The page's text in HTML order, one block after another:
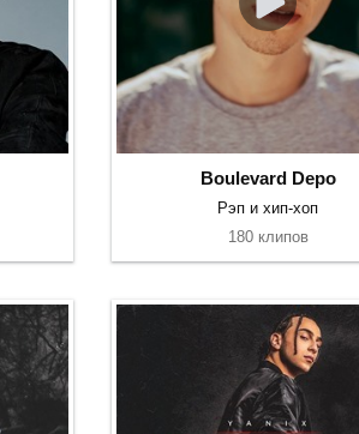
Boulevard Depo
Рэп и хип-хоп
180 клипов